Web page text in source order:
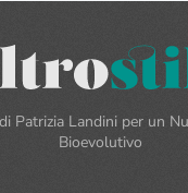
Patrizia Landini per un
Bioevolutivo